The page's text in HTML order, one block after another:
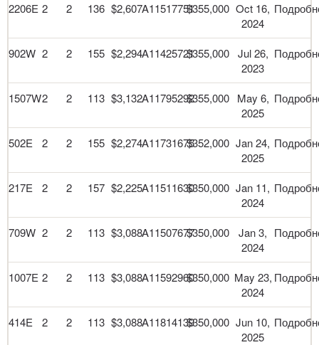
2206E 2 2 136 $2,607A11517751$355,000 Oct 16,
2024
902W 2 2 155 $2,294A11425721$355,000 Jul 26,
2023
1507W2 2 113 $3,132A11795292$355,000 May 6,
2025
502E 2 2 155 $2,274A11731675$352,000 Jan 24,
2025
217E 2 2 157 $2,225A11511630$350,000 Jan 11,
2024
709W 2 2 113 $3,088A11507677$350,000
Jan 3,
2024
1007E 2 2 113 $3,088A11592960$350,000 May 23,
2024
414E 2 2 113 $3,088A11814139$350,000 Jun 10,
2025